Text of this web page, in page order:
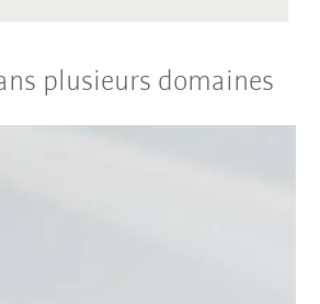
plusieurs domaines